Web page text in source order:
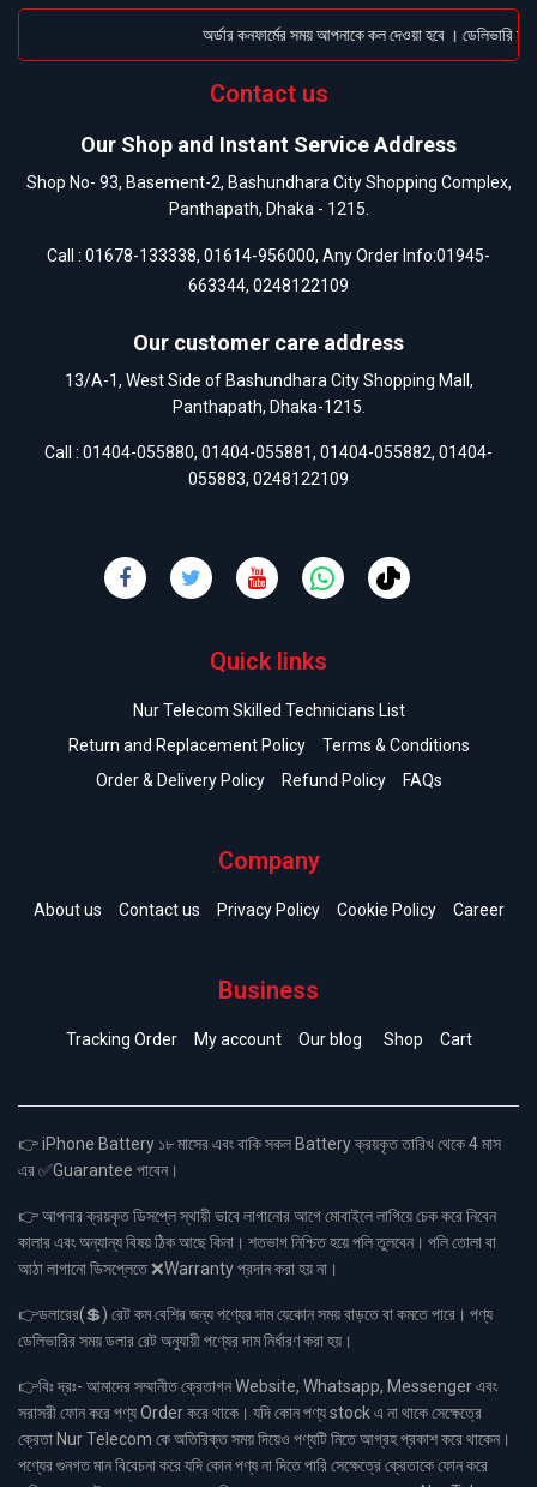
অর্ডার কনফার্মের সময় আপনাকে কল দেওয়া হবে । ডেলিভারি
Contact us
Our Shop and Instant Service Address
Shop No- 93, Basement-2, Bashundhara City Shopping Complex,
Panthapath, Dhaka - 1215.
Call : 01678-133338, 01614-956000, Any Order Info:01945-
663344, 0248122109
Our customer care address
13/A-1, West Side of Bashundhara City Shopping Mall,
Panthapath, Dhaka-1215.
Call : 01404-055880, 01404-055881, 01404-055882, 01404-
055883, 0248122109
Quick links
Nur Telecom Skilled Technicians List
Return and Replacement Policy
Terms & Conditions
Order & Delivery Policy
Refund Policy FAQs
Company
About us Contact us Privacy Policy Cookie Policy Career
Business
Tracking Order My account Our blog Shop Cart
👉 iPhone Battery ১৮ মাসের এবং বাকি সকল Battery ক্রয়কৃত তারিখ থেকে 4 মাস
এর ✅Guarantee পাবেন।
👉 আপনার ক্রয়কৃত ডিসপ্লে স্থায়ী ভাবে লাগানোর আগে মোবাইলে লাগিয়ে চেক করে নিবেন
কালার এবং অন্যান্য বিষয় ঠিক আছে কিনা। শতভাগ নিশ্চিত হয়ে পলি তুলবেন। পলি তোলা বা
আঠা লাগানো ডিসপ্লেতে ❌Warranty প্রদান করা হয় না।
👉ডলারের(💲) রেট কম বেশির জন্য পণ্যের দাম যেকোন সময় বাড়তে বা কমতে পারে। পণ্য
ডেলিভারির সময় ডলার রেট অনুযায়ী পণ্যের দাম নির্ধারণ করা হয়।
👉বিঃ দ্রঃ- আমাদের সম্মানীত ক্রেতাগন Website, Whatsapp, Messenger এবং
সরাসরী ফোন করে পণ্য Order করে থাকে। যদি কোন পণ্য stock এ না থাকে সেক্ষেত্রে
ক্রেতা Nur Telecom কে অতিরিক্ত সময় দিয়েও পণ্যটি নিতে আগ্রহ প্রকাশ করে থাকেন।
পণ্যের গুনগত মান বিবেচনা করে যদি কোন পণ্য না দিতে পারি সেক্ষেত্রে ক্রেতাকে ফোন করে